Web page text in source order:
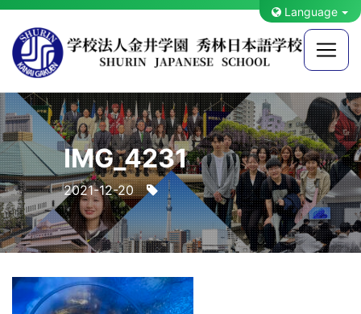
Language
IMG_4231
2021-12-20